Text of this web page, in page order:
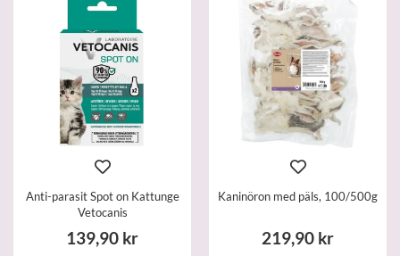
Anti-parasit Spot on Kattunge
Vetocanis
139,90 kr
Kaninöron med päls, 100/500g
219,90 kr